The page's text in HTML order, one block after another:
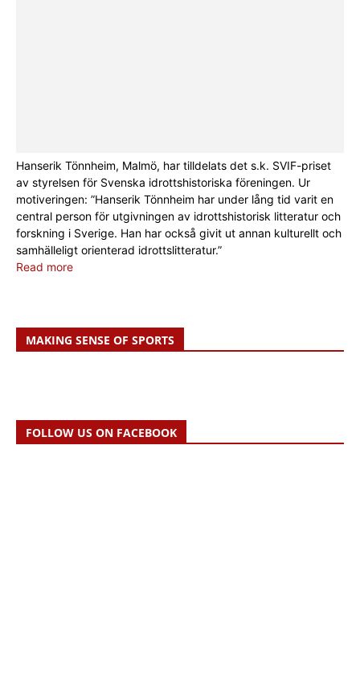
Hanserik Tönnheim, Malmö, har tilldelats det s.k. SVIF-priset
av styrelsen för Svenska idrottshistoriska föreningen. Ur
motiveringen: ”Hanserik Tönnheim har under lång tid varit en
central person för utgivningen av idrottshistorisk litteratur och
forskning i Sverige. Han har också givit ut annan kulturellt och
samhälleligt orienterad idrottslitteratur.”
Read more
MAKING SENSE OF SPORTS
FOLLOW US ON FACEBOOK